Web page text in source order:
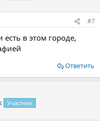
#7
в этом городе,
Ответить
Участник